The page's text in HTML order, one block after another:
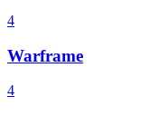
4
Warframe
4